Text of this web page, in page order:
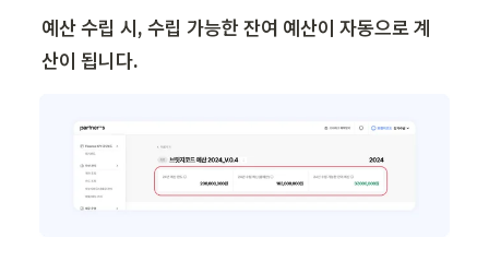
예산 수립 시, 수립 가능한 잔여 예산이 자동으로 계
산이 됩니다.